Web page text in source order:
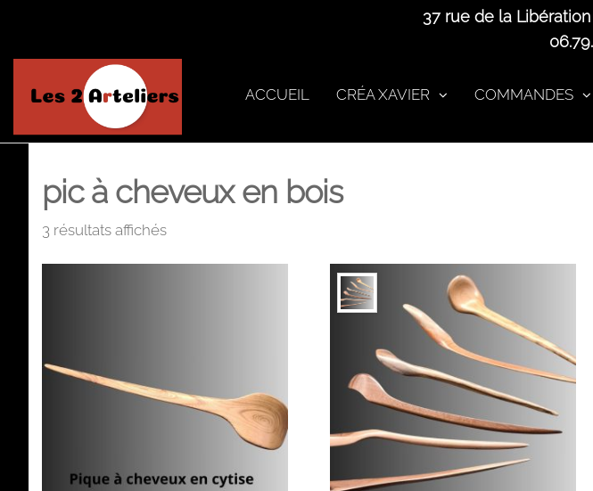
the
37 rue de la
Arteliers
ACCUEIL CRÉA XAVIER COMMANDES
pic à cheveux en bois
3 résultats affichés